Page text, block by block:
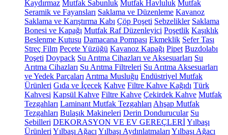
Kaydırmaz Mutfak Sabunluk Mutfak Havluluk Mutfak
Seramik ve Fayansları Saklama ve Düzenleme Kavanoz
Saklama ve Karıştırma Kabı Çöp Poşeti Sebzelikler Saklama
Bonesi ve Kapağı Mutfak Raf Düzenleyici Poşetlik Kaşıklık
Beslenme Kutusu Damacana Pompası Ekmeklik Sefer Tası
Streç Film Peçete Yüzüğü Kavanoz Kapağı Pipet Buzdolabı
Poşeti Doypack Su Arıtma Cihazları ve Aksesuarları Su
Arıtma Cihazları Su Arıtma Filtreleri Su Arıtma Aksesuarları
ve Yedek Parçaları Arıtma Musluğu Endüstriyel Mutfak
Ürünleri Gıda ve İçecek Kahve Filtre Kahve Kağıdı Türk
Kahvesi Kapsül Kahve Filtre Kahve Çekirdek Kahve Mutfak
Tezgahları Laminant Mutfak Tezgahları Ahşap Mutfak
Tezgahları Bulaşık Makineleri Derin Dondurucular Su
Sebilleri DEKORASYON VE EV GEREÇLERİYılbaşı
Ürünleri Yılbaşı Ağacı Yılbaşı Aydınlatmaları Yılbaşı Ağacı